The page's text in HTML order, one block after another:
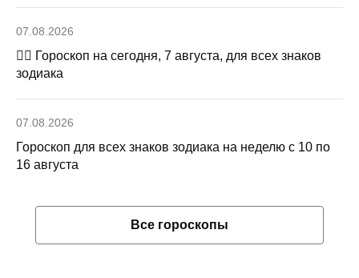
07.08.2026
🧙‍♀ Гороскоп на сегодня, 7 августа, для всех знаков
зодиака
07.08.2026
Гороскоп для всех знаков зодиака на неделю с 10 по
16 августа
Все гороскопы